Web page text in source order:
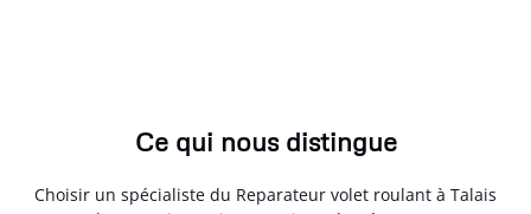
Ce qui nous distingue
Choisir un spécialiste du Reparateur volet roulant à Talais